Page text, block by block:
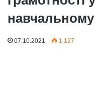
навчальному
07.10.2021 1 127